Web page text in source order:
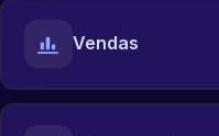
Vendas